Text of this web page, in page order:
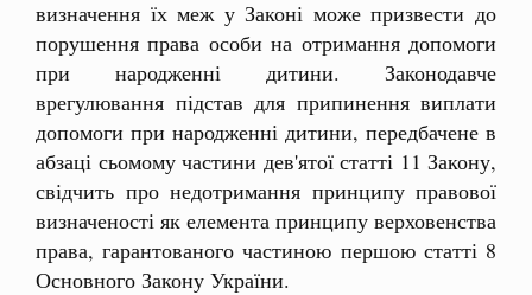
визначення їх меж у Законі може призвести до
порушення права особи на отримання допомоги
при народженні дитини. Законодавче
врегулювання підстав для припинення виплати
допомоги при народженні дитини, передбачене в
абзаці сьомому частини дев'ятої статті 11 Закону,
свідчить про недотримання принципу правової
визначеності як елемента принципу верховенства
права, гарантованого частиною першою статті 8
Основного Закону України.